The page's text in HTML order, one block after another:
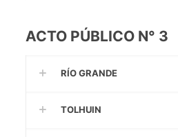
ACTO PÚBLICO N° 3
RÍO GRANDE
TOLHUIN